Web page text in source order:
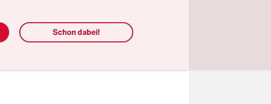
Schon dabei!